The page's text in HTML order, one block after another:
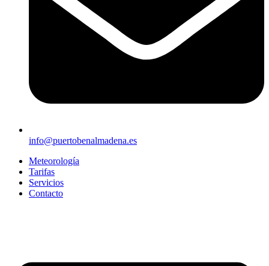
info@puertobenalmadena.es
Meteorología
Tarifas
Servicios
Contacto